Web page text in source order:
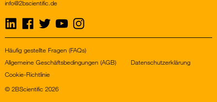
info@2bscientific.de
Visit
us
on
Visit
on
Visit
us
on
Visit
us
on
Visit
us
on
© 2BScientific 2026
Häufig gestellte Fragen (FAQs)
Allgemeine Geschäftsbedingungen (AGB)
Datenschutzerklärung
Cookie-Richtlinie